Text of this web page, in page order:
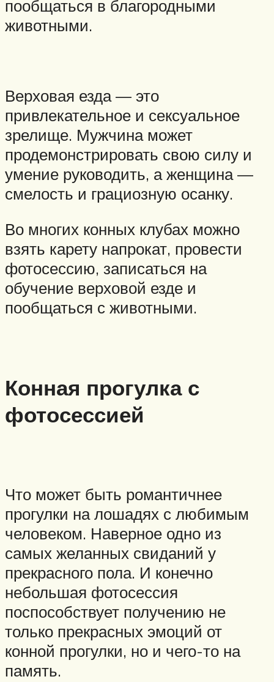
пообщаться в благородными
животными.
Верховая езда — это
привлекательное и сексуальное
зрелище. Мужчина может
продемонстрировать свою силу и
умение руководить, а женщина —
смелость и грациозную осанку.
Во многих конных клубах можно
взять карету напрокат, провести
фотосессию, записаться на
обучение верховой езде и
пообщаться с животными.
Конная прогулка с
фотосессией
Что может быть романтичнее
прогулки на лошадях с любимым
человеком. Наверное одно из
самых желанных свиданий у
прекрасного пола. И конечно
небольшая фотосессия
поспособствует получению не
только прекрасных эмоций от
конной прогулки, но и чего-то на
память.